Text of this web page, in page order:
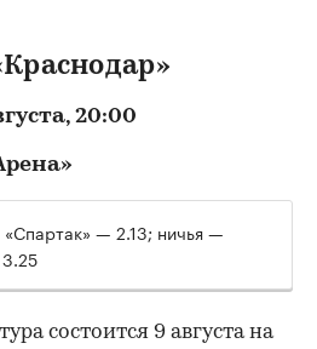
20:00
— 2.13; ничья —
состоится 9 августа на